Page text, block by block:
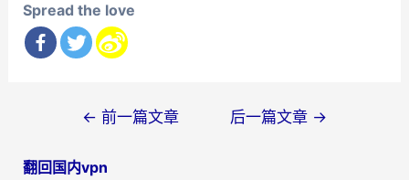
Spread the love
导
← 前一篇文章 后一篇文章 →
翻回国内vpn